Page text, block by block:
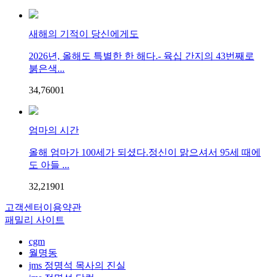
새해의 기적이 당신에게도
2026년, 올해도 특별한 한 해다.- 육십 간지의 43번째로
붉은색...
34,76001
엄마의 시간
올해 엄마가 100세가 되셨다.정신이 맑으셔서 95세 때에
도 아들 ...
32,21901
고객센터 이용약관
패밀리 사이트
cgm
월명동
jms 정명석 목사의 진실